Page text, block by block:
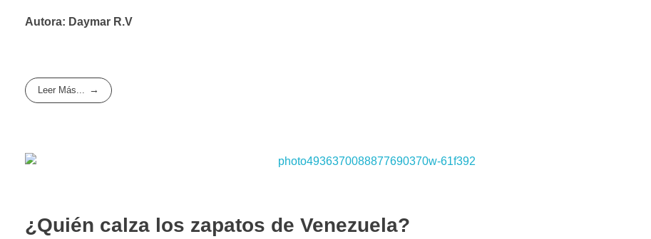
Autora: Daymar R.V
Leer Más...
¿Quién calza los zapatos de Venezuela?